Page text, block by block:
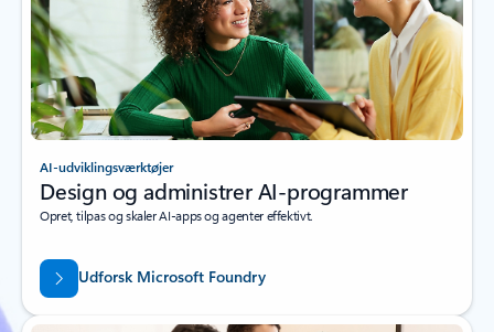
AI-udviklingsværktøjer
Design og administrer AI-programmer
Opret, tilpas og skaler AI-apps og agenter effektivt.
Udforsk Microsoft Foundry